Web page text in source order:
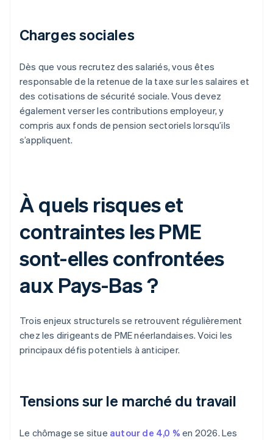
Charges sociales
Dès que vous recrutez des salariés, vous êtes
responsable de la retenue de la taxe sur les salaires et
des cotisations de sécurité sociale. Vous devez
également verser les contributions employeur, y
compris aux fonds de pension sectoriels lorsqu’ils
s’appliquent.
À quels risques et
contraintes les PME
sont-elles confrontées
aux Pays-Bas ?
Trois enjeux structurels se retrouvent régulièrement
chez les dirigeants de PME néerlandaises. Voici les
principaux défis potentiels à anticiper.
Tensions sur le marché du travail
Le chômage se situe autour de 4,0 % en 2026. Les